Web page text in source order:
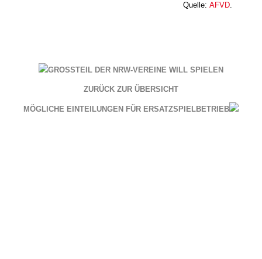
Quelle:AFVD.
GROSSTEIL DER NRW-VEREINE WILL SPIELEN
ZURÜCK ZUR ÜBERSICHT
MÖGLICHE EINTEILUNGEN FÜR ERSATZSPIELBETRIEB